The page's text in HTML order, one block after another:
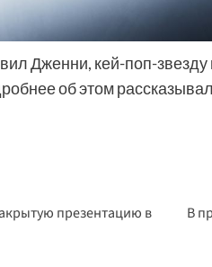
Дженни, кей-поп-
об этом
презентацию в
В